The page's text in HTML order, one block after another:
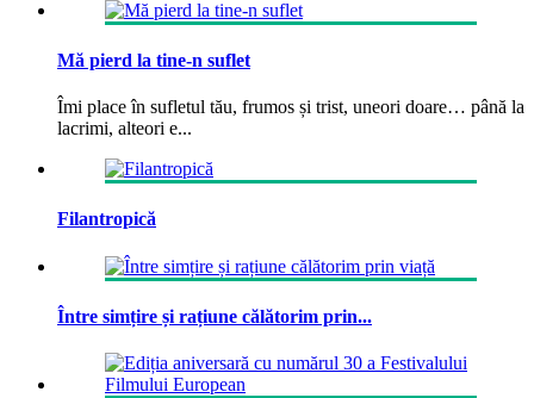
Mă pierd la tine-n suflet
Îmi place în sufletul tău, frumos și trist, uneori doare… până la
lacrimi, alteori e...
Filantropică
Între simțire și rațiune călătorim prin...